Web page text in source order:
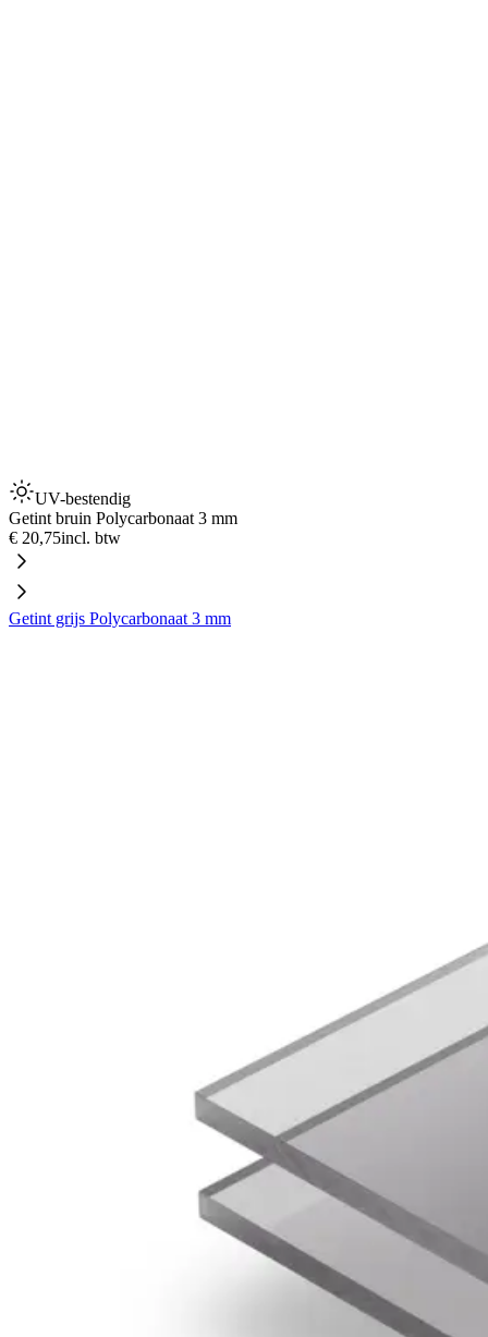
UV-bestendig
Getint bruin Polycarbonaat 3 mm
€ 20,75incl. btw
Getint grijs Polycarbonaat 3 mm